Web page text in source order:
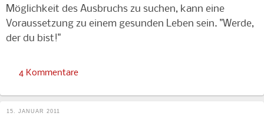
Möglichkeit des Ausbruchs zu suchen, kann eine
Voraussetzung zu einem gesunden Leben sein. "Werde,
der du bist!"
4 Kommentare
15. JANUAR 2011